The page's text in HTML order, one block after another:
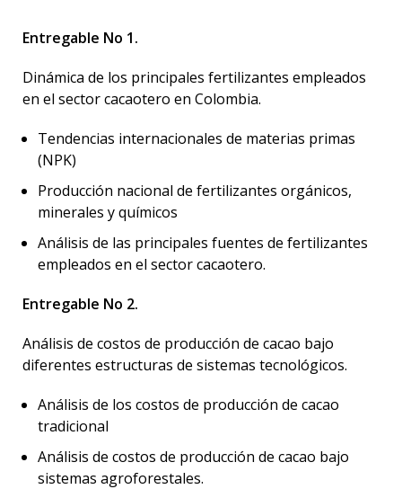
Entregable No 1.
Dinámica de los principales fertilizantes empleados
en el sector cacaotero en Colombia.
Tendencias internacionales de materias primas
(NPK)
Producción nacional de fertilizantes orgánicos,
minerales y químicos
Análisis de las principales fuentes de fertilizantes
empleados en el sector cacaotero.
Entregable No 2.
Análisis de costos de producción de cacao bajo
diferentes estructuras de sistemas tecnológicos.
Análisis de los costos de producción de cacao
tradicional
Análisis de costos de producción de cacao bajo
sistemas agroforestales.